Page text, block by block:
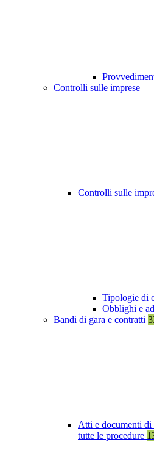
Controlli sulle imprese
Controlli sulle
Tipologie di
Obblighi e
Bandi di gara e contratti
Atti e documenti di
tutte le procedure